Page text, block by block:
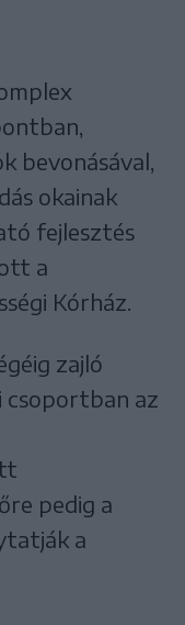
bevonásával,
okainak
fejlesztés
a
Kórház.
zajló
csoportban az
pedig a
a